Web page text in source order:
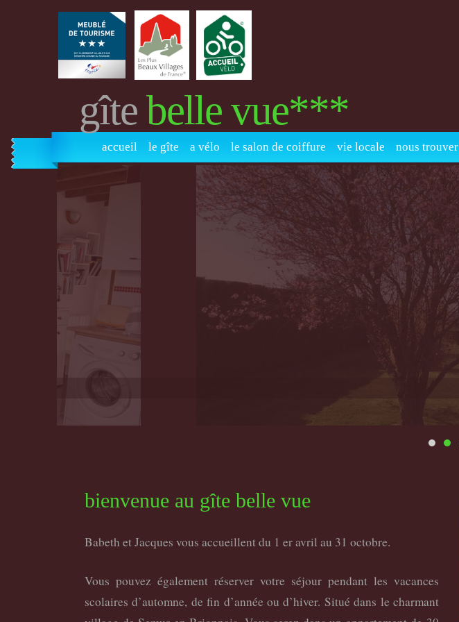
gîtebelle vue***
accueil le gîte a vélo le salon de coiffure vie locale nous trouver
bienvenue au gîte belle vue
Babeth et Jacques vous accueillent du 1 er avril au 31 octobre.
Vous pouvez également réserver votre séjour pendant les vacances
scolaires d’automne, de fin d’année ou d’hiver. Situé dans le charmant